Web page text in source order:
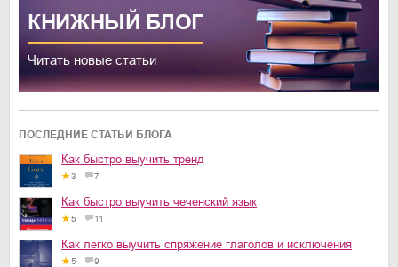
КНИЖНЫЙ БЛОГ
Читать новые статьи
ПОСЛЕДНИЕ СТАТЬИ БЛОГА
Как быстро выучить тренд
3 7
Как быстро выучить чеченский язык
5 11
Как легко выучить спряжение глаголов и исключения
5 9